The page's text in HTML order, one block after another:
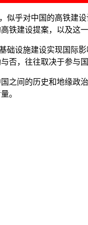
似乎对中国的高铁建
铁建设提案，以及这
设施建设实现国际
否，往往取决于参与国
之间的历史和地缘政
。